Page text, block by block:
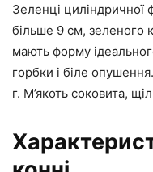
Зеленці
більше 9 см, зеленого
мають форму
горбки і біле
г. М’якоть соковита,